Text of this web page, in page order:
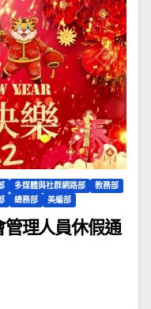
多媒體與社群網路部
教務部
總務部 美編部
管理人員休假通